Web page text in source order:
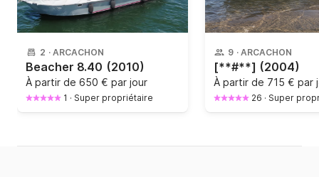
2 · ARCACHON
Beacher 8.40 (2010)
À partir de 650 € par jour
1 · Super propriétaire
9 · ARCACHON
[**#**] (2004)
À partir de 715 € par
26 · Super